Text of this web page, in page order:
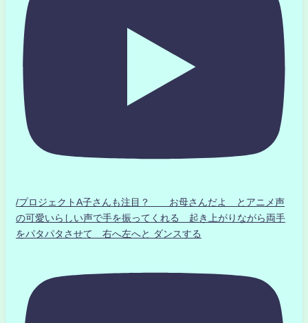
/プロジェクトA子さんも注目？ お母さんだよ とアニメ声
の可愛いらしい声で手を振ってくれる 起き上がりながら両手
をパタパタさせて 右へ左へと ダンスする